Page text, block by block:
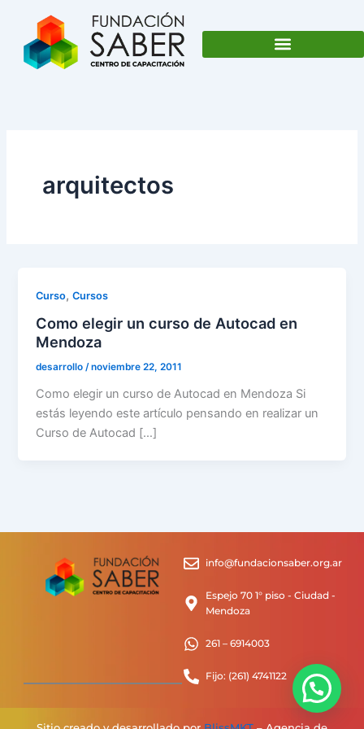
contenido
arquitectos
Curso,Cursos
Como elegir un curso de Autocad en
Mendoza
desarrollo/noviembre 22, 2011
Como elegir un curso de Autocad en Mendoza Si
estás leyendo este artículo pensando en realizar un
Curso de Autocad […]
info@fundacionsaber.org.ar
Espejo 70 1° piso - Ciudad -
Mendoza
261 – 6914003
Fijo: (261) 4741122